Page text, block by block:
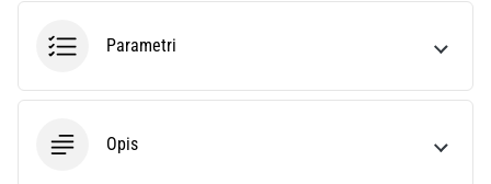
Parametri
Opis